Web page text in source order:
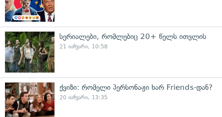
სერიალები, რომლებიც 20+ წელს ითვლის
21 იანვარი, 10:58
ქვიზი: რომელი პერსონაჟი ხარ Friends-დან?
20 იანვარი, 13:35